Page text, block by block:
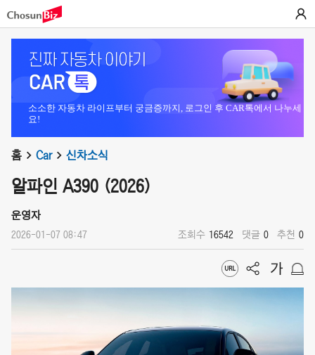
소소한 자동차 라이프부터 궁금증까지, 로그인 후 CAR톡에서 나누세
요!
홈 Car 신차소식
알파인 A390 (2026)
운영자
2026-01-07 08:47 조회수 16542 댓글 0 추천 0